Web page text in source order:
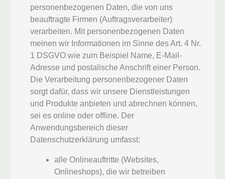
personenbezogenen Daten, die von uns
beauftragte Firmen (Auftragsverarbeiter)
verarbeiten. Mit personenbezogenen Daten
meinen wir Informationen im Sinne des Art. 4 Nr.
1 DSGVO wie zum Beispiel Name, E-Mail-
Adresse und postalische Anschrift einer Person.
Die Verarbeitung personenbezogener Daten
sorgt dafür, dass wir unsere Dienstleistungen
und Produkte anbieten und abrechnen können,
sei es online oder offline. Der
Anwendungsbereich dieser
Datenschutzerklärung umfasst:
alle Onlineauftritte (Websites,
Onlineshops), die wir betreiben